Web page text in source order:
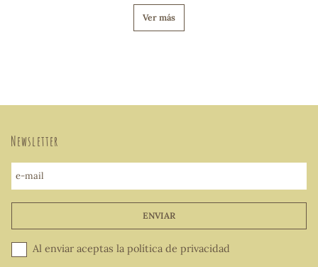
Ver más
Newsletter
e-mail
ENVIAR
Al enviar aceptas la política de privacidad